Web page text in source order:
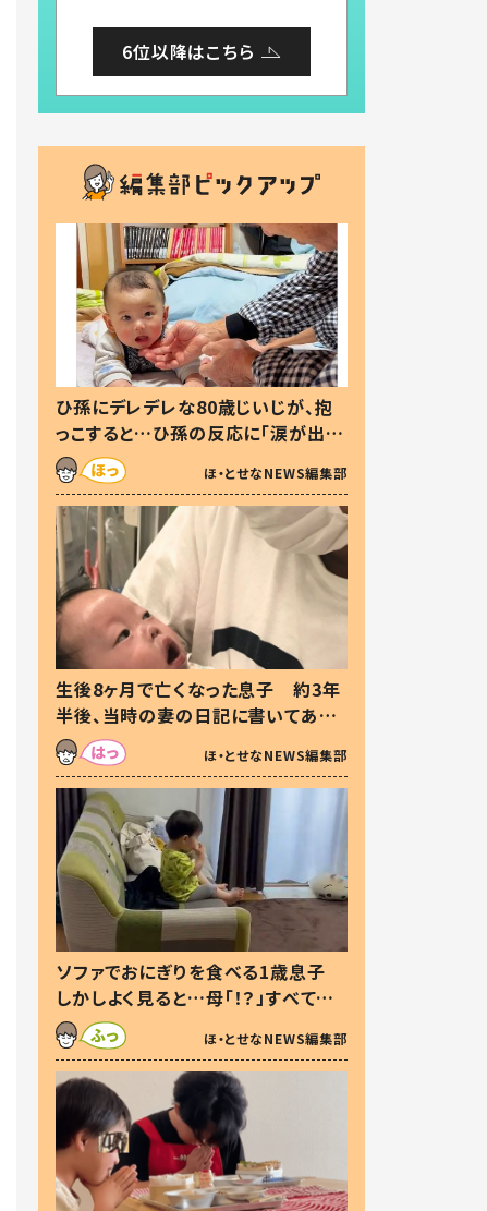
6位以降はこちら
ひ孫にデレデレな80歳じいじが、抱
っこすると…ひ孫の反応に「涙が出ま
した」「可愛くて仕方ない」
ほ・とせなNEWS編集部
生後8ヶ月で亡くなった息子 約3年
半後、当時の妻の日記に書いてあっ
た本音とは
ほ・とせなNEWS編集部
ソファでおにぎりを食べる1歳息子
しかしよく見ると…母「！？」すべてを
察した母の投稿に「可愛いから許
す！」「現行犯〜」
ほ・とせなNEWS編集部